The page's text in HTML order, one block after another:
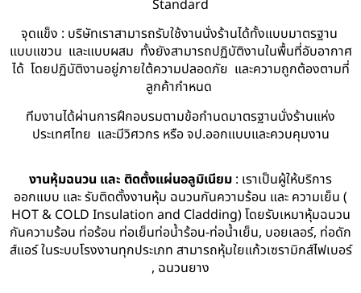
Standard
จุดแข็ง : บริษัทเราสามารถรับใช้งานนั่งร้านได้ทั้งแบบมาตรฐาน
แบบแขวน และแบบผสม ทั้งยังสามารถปฏิบัติงานในพื้นที่อับอากาศ
ได้ โดยปฏิบัติงานอยู่ภายใต้ความปลอดภัย และความถูกต้องตามที่
ลูกค้ากำหนด
ทีมงานได้ผ่านการฝึกอบรมตามข้อกำนดมาตรฐานนั่งร้านแห่ง
ประเทศไทย และมีวิศวกร หรือ จป.ออกแบบและควบคุมงาน
งานหุ้มฉนวน และ ติดตั้งแผ่นอลูมิเนียม : เราเป็นผู้ให้บริการ
ออกแบบ และ รับติดตั้งงานหุ้ม ฉนวนกันความร้อน และ ความเย็น (
HOT & COLD Insulation and Cladding) โดยรับเหมาหุ้มฉนวน
กันความร้อน ท่อร้อน ท่อเย็นท่อน้ำร้อน-ท่อน้ำเย็น, บอยเลอร์, ท่อดัก
ส์แอร์ ในระบบโรงงานทุกประเภท สามารถหุ้มใยแก้วเซรามิกส์ไฟเบอร์
, ฉนวนยาง